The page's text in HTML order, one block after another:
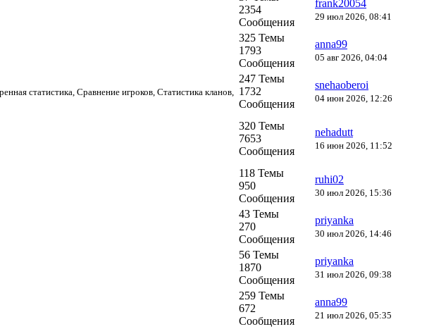
2354
Сообщения
frank20054
29 июл 2026, 08:41
325 Темы
1793
Сообщения
anna99
05 авг 2026, 04:04
статистика, Сравнение игроков, Статистика кланов,
247 Темы
1732
Сообщения
snehaoberoi
04 июн 2026, 12:26
320 Темы
7653
Сообщения
nehadutt
16 июн 2026, 11:52
118 Темы
950
Сообщения
ruhi02
30 июл 2026, 15:36
43 Темы
270
Сообщения
priyanka
30 июл 2026, 14:46
56 Темы
1870
Сообщения
priyanka
31 июл 2026, 09:38
259 Темы
672
Сообщения
anna99
21 июл 2026, 05:35